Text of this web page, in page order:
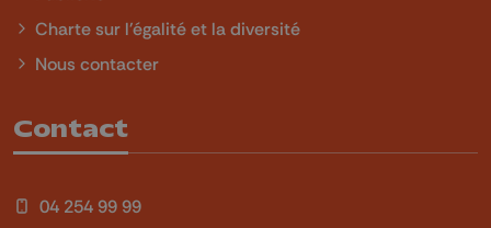
Charte sur l'égalité et la diversité
Nous contacter
Contact
04 254 99 99